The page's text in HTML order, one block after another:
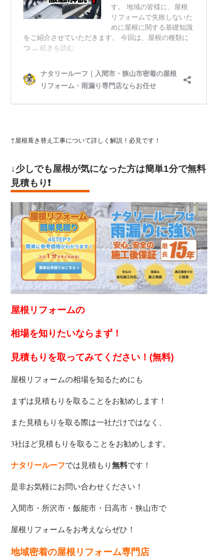
↑屋根葺き替え工事について詳しく解説！必見です！
↓少しでも屋根が気になった方は簡単1分で無料
見積もり ❗️
屋根リフォームの
相場を知りたいなら まず！
見積もりを取ってみてください！(無料)
屋根リフォームの相場を知るためにも
まずは見積もりを取ることをお勧めします！
また見積もりを取る際は一社だけではなく、
3社ほど見積もりを取ることをお勧めします。
ナタリールーフでは見積もり無料です！
是非お気軽にお問い合わせください！
入間市・所沢市・飯能市・日高市・狭山市で
屋根リフォームをお考えならぜひ！
地域密着の屋根リフォーム専門店